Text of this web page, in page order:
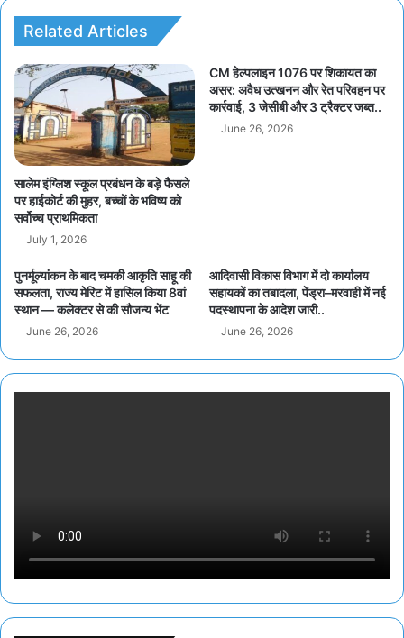
Related Articles
सालेम इंग्लिश स्कूल प्रबंधन के बड़े फैसले
पर हाईकोर्ट की मुहर, बच्चों के भविष्य को
सर्वोच्च प्राथमिकता
July 1, 2026
CM हेल्पलाइन 1076 पर शिकायत का
असर: अवैध उत्खनन और रेत परिवहन पर
कार्रवाई, 3 जेसीबी और 3 ट्रैक्टर जब्त..
June 26, 2026
पुनर्मूल्यांकन के बाद चमकी आकृति साहू की
सफलता, राज्य मेरिट में हासिल किया 8वां
स्थान — कलेक्टर से की सौजन्य भेंट
June 26, 2026
आदिवासी विकास विभाग में दो कार्यालय
सहायकों का तबादला, पेंड्रा–मरवाही में नई
पदस्थापना के आदेश जारी..
June 26, 2026